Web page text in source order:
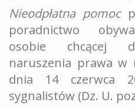
Nieodpłatna pomoc
poradnictwo
osobie chcącej
naruszenia prawa w
dnia 14 czerwca
sygnalistów (Dz. U.